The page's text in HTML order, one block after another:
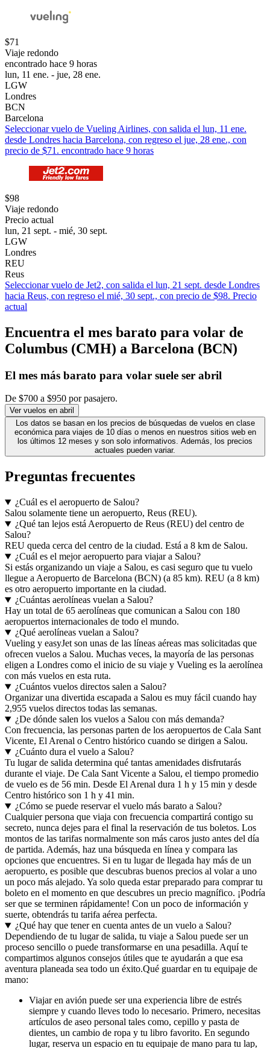
$71
Viaje redondo
encontrado hace 9 horas
lun, 11 ene. - jue, 28 ene.
LGW
Londres
BCN
Barcelona
Seleccionar vuelo de Vueling Airlines, con salida el lun, 11 ene.
desde Londres hacia Barcelona, con regreso el jue, 28 ene., con
precio de $71. encontrado hace 9 horas
$98
Viaje redondo
Precio actual
lun, 21 sept. - mié, 30 sept.
LGW
Londres
REU
Reus
Seleccionar vuelo de Jet2, con salida el lun, 21 sept. desde Londres
hacia Reus, con regreso el mié, 30 sept., con precio de $98. Precio
actual
Encuentra el mes barato para volar de
Columbus (CMH) a Barcelona (BCN)
El mes más barato para volar suele ser abril
De $700 a $950 por pasajero.
Ver vuelos en abril
Los datos se basan en los precios de búsquedas de vuelos en clase
económica para viajes de 10 días o menos en nuestros sitios web en
los últimos 12 meses y son solo informativos. Además, los precios
actuales pueden variar.
Preguntas frecuentes
¿Cuál es el aeropuerto de Salou?
Salou solamente tiene un aeropuerto, Reus (REU).
¿Qué tan lejos está Aeropuerto de Reus (REU) del centro de
Salou?
REU queda cerca del centro de la ciudad. Está a 8 km de Salou.
¿Cuál es el mejor aeropuerto para viajar a Salou?
Si estás organizando un viaje a Salou, es casi seguro que tu vuelo
llegue a Aeropuerto de Barcelona (BCN) (a 85 km). REU (a 8 km)
es otro aeropuerto importante en la ciudad.
¿Cuántas aerolíneas vuelan a Salou?
Hay un total de 65 aerolíneas que comunican a Salou con 180
aeropuertos internacionales de todo el mundo.
¿Qué aerolíneas vuelan a Salou?
Vueling y easyJet son unas de las líneas aéreas mas solicitadas que
ofrecen vuelos a Salou. Muchas veces, la mayoría de las personas
eligen a Londres como el inicio de su viaje y Vueling es la aerolínea
con más vuelos en esta ruta.
¿Cuántos vuelos directos salen a Salou?
Organizar una divertida escapada a Salou es muy fácil cuando hay
2,955 vuelos directos todas las semanas.
¿De dónde salen los vuelos a Salou con más demanda?
Con frecuencia, las personas parten de los aeropuertos de Cala Sant
Vicente, El Arenal o Centro histórico cuando se dirigen a Salou.
¿Cuánto dura el vuelo a Salou?
Tu lugar de salida determina qué tantas amenidades disfrutarás
durante el viaje. De Cala Sant Vicente a Salou, el tiempo promedio
de vuelo es de 56 min. Desde El Arenal dura 1 h y 15 min y desde
Centro histórico son 1 h y 41 min.
¿Cómo se puede reservar el vuelo más barato a Salou?
Cualquier persona que viaja con frecuencia compartirá contigo su
secreto, nunca dejes para el final la reservación de tus boletos. Los
montos de las tarifas normalmente son más caros justo antes del día
de partida. Además, haz una búsqueda en línea y compara las
opciones que encuentres. Si en tu lugar de llegada hay más de un
aeropuerto, es posible que descubras buenos precios al volar a uno
un poco más alejado. Ya solo queda estar preparado para comprar tu
boleto en el momento en que descubres un precio magnífico. ¡Podría
ser que se terminen rápidamente! Con un poco de información y
suerte, obtendrás tu tarifa aérea perfecta.
¿Qué hay que tener en cuenta antes de un vuelo a Salou?
Dependiendo de tu lugar de salida, tu viaje a Salou puede ser un
proceso sencillo o puede transformarse en una pesadilla. Aquí te
compartimos algunos consejos útiles que te ayudarán a que esa
aventura planeada sea todo un éxito.Qué guardar en tu equipaje de
mano:
Viajar en avión puede ser una experiencia libre de estrés
siempre y cuando lleves todo lo necesario. Primero, necesitas
artículos de aseo personal tales como, cepillo y pasta de
dientes, un cambio de ropa y tu libro favorito. En segundo
lugar, reserva un espacio en tu equipaje de mano para tu lap,